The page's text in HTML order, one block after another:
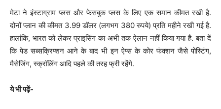
मेटा ने इंस्टाग्राम प्लस और फेसबुक प्लस के लिए एक समान कीमत रखी है.
दोनों प्लान की कीमत 3.99 डॉलर (लगभग 380 रुपये) प्रति महीने रखी गई है.
हालांकि, भारत को लेकर प्राइसिंग का अभी तक ऐलान नहीं किया गया है. बता दें
कि पेड सब्सक्रिप्शन आने के बाद भी इन ऐप्स के कोर फंक्शन जैसे पोस्टिंग,
मैसेजिंग, स्क्रॉलिंग आदि पहले की तरह फ्री रहेंगे.
ये भी पढ़ें-